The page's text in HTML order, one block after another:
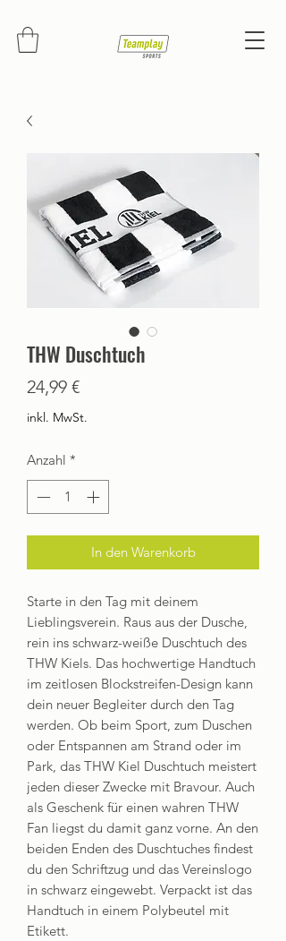
THW Duschtuch
24,99 €Preis
inkl. MwSt.
Anzahl *
In den Warenkorb
Starte in den Tag mit deinem
Lieblingsverein. Raus aus der Dusche,
rein ins schwarz-weiße Duschtuch des
THW Kiels. Das hochwertige Handtuch
im zeitlosen Blockstreifen-Design kann
dein neuer Begleiter durch den Tag
werden. Ob beim Sport, zum Duschen
oder Entspannen am Strand oder im
Park, das THW Kiel Duschtuch meistert
jeden dieser Zwecke mit Bravour. Auch
als Geschenk für einen wahren THW
Fan liegst du damit ganz vorne. An den
beiden Enden des Duschtuches findest
du den Schriftzug und das Vereinslogo
in schwarz eingewebt. Verpackt ist das
Handtuch in einem Polybeutel mit
Etikett.